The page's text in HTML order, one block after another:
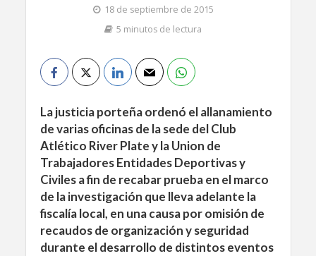
18 de septiembre de 2015
5 minutos de lectura
La justicia porteña ordenó el allanamiento
de varias oficinas de la sede del Club
Atlético River Plate y la Union de
Trabajadores Entidades Deportivas y
Civiles a fin de recabar prueba en el marco
de la investigación que lleva adelante la
fiscalía local, en una causa por omisión de
recaudos de organización y seguridad
durante el desarrollo de distintos eventos